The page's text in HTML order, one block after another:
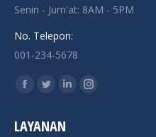
Senin - Jum'at: 8AM - 5PM
No. Telepon:
001-234-5678
Find us on:
Facebook
opens
Twitter
opens
LinkedinInstagram
LAYANAN